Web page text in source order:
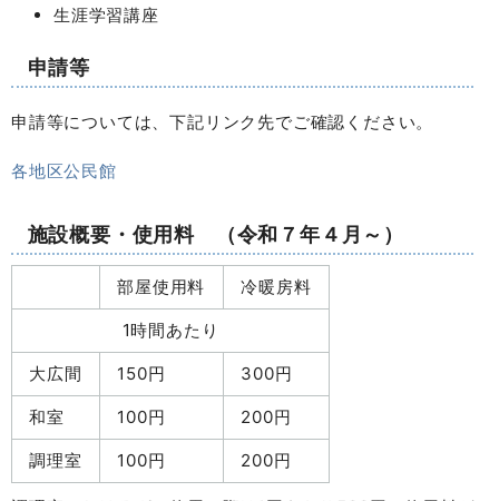
生涯学習講座
申請等
申請等については、下記リンク先でご確認ください。
各地区公民館
施設概要・使用料 （令和７年４月～）
部屋使用料 冷暖房料
1時間あたり
大広間 150円 300円
和室 100円 200円
調理室 100円 200円